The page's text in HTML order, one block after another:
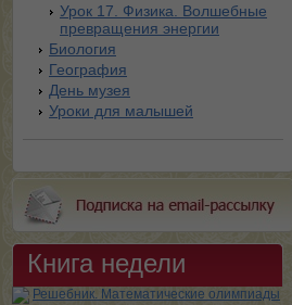
Урок 17. Физика. Волшебные
превращения энергии
Биология
География
День музея
Уроки для малышей
Книга недели